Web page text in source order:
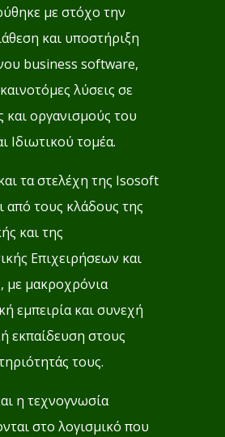
με στόχο την
και υποστήριξη
business software,
λύσεις σε
και οργανισμούς του
Ιδιωτικού τομέα.
τα στελέχη της Isosoft
από τους κλάδους της
και της
Επιχειρήσεων και
με μακροχρόνια
εμπειρία και συνεχή
εκπαίδευση στους
τους.
η τεχνογνωσία
στο λογισμικό που